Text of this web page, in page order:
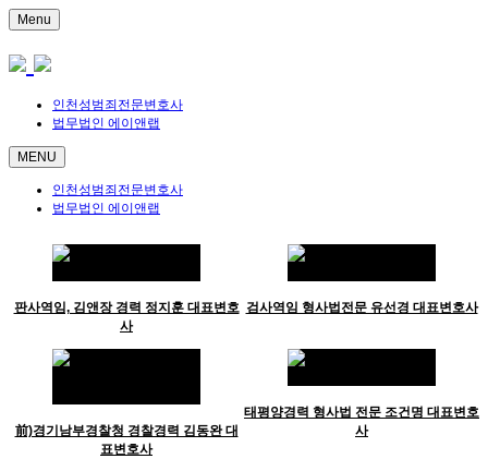
Menu
인천성범죄전문변호사
법무법인 에이앤랩
MENU
인천성범죄전문변호사
법무법인 에이앤랩
판사역임, 김앤장 경력 정지훈 대표변호
사
검사역임 형사법전문 유선경 대표변호사
前)경기남부경찰청 경찰경력 김동완 대
표변호사
태평양경력 형사법 전문 조건명 대표변호
사